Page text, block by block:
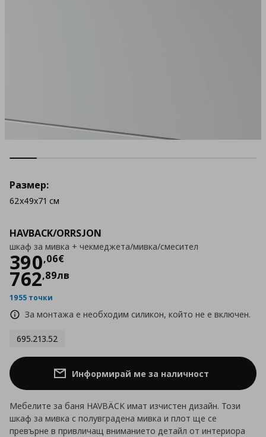
HAVBACK/ORRSJON
шкаф за мивка + чекмеджета/мивка/смесител
390,06€
Цена390,06 €
762,89лв
1955 точки
За монтажа е необходим силикон, който не е включен.
695.213.52
Размер:
62x49x71 см
Информирай ме за наличност
Мебелите за баня HAVBÄCK имат изчистен дизайн. Този
шкаф за мивка с полувградена мивка и плот ще се
превърне в привличащ вниманието детайл от интериора